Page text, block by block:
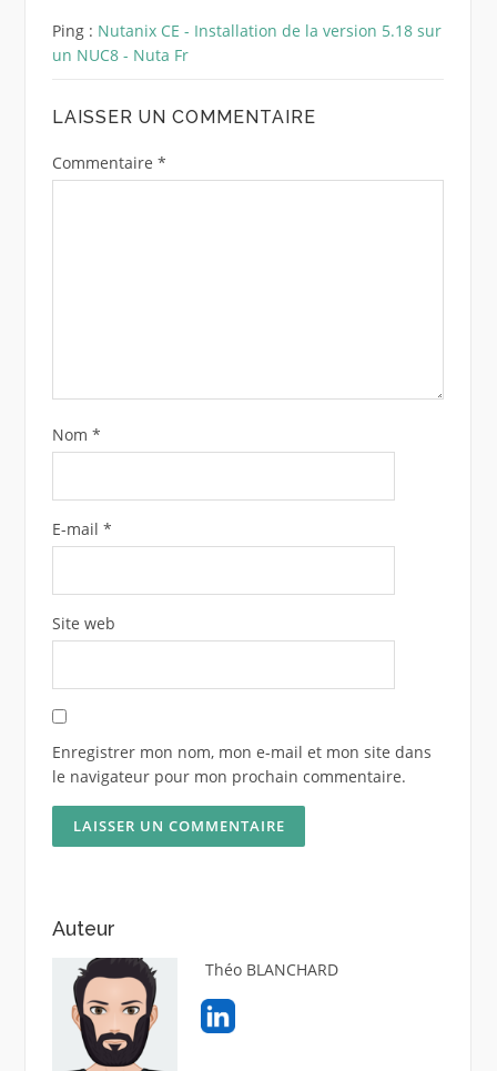
Ping : Nutanix CE - Installation de la version 5.18 sur
un NUC8 - Nuta Fr
LAISSER UN COMMENTAIRE
Commentaire *
Nom *
E-mail *
Site web
Enregistrer mon nom, mon e-mail et mon site dans
le navigateur pour mon prochain commentaire.
Auteur
Théo BLANCHARD